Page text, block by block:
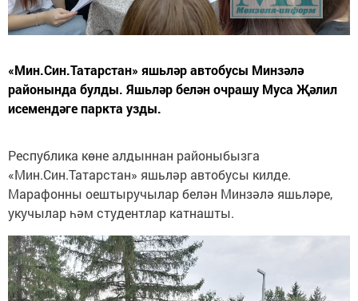
«Мин.Син.Татарстан» яшьләр автобусы Минзәлә
районында булды. Яшьләр белән очрашу Муса Җәлил
исемендәге паркта узды.
Республика көне алдыннан районыбызга
«Мин.Син.Татарстан» яшьләр автобусы килде.
Марафонны оештыручылар белән Минзәлә яшьләре,
укучылар һәм студентлар катнашты.